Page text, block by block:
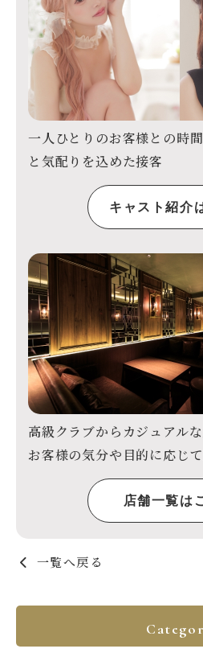
一人ひとりのお客様との時間
と気配りを込めた接客
キャスト紹介
高級クラブからカジュアル
お客様の気分や目的に応じ
店舗一覧は
一覧へ戻る